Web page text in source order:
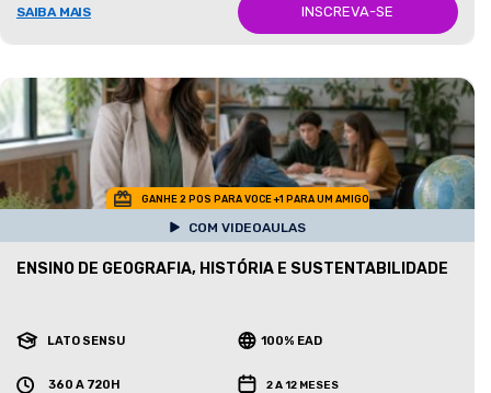
SAIBA MAIS INSCREVA-SE
GANHE 2 POS PARA VOCE +1 PARA UM AMIGO
COM VIDEOAULAS
ENSINO DE GEOGRAFIA, HISTÓRIA E SUSTENTABILIDADE
LATO SENSU 100% EAD
360 A 720H 2 A 12 MESES